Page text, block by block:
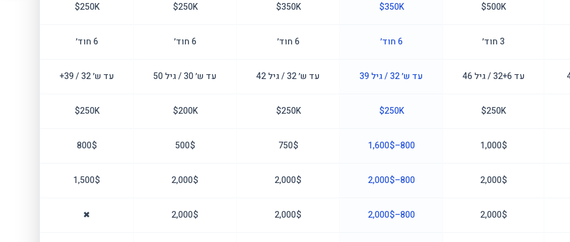
500K$
350K$
350K$
250K$
250K$
3 חוד׳ 6 חוד׳ 6 חוד׳ 6 חוד׳ 6 חוד׳
עד 32+6 / גיל 46 עד ש׳ 32 / גיל 39 עד ש׳ 32 / גיל 42 עד ש׳ 30 / גיל 50 עד ש׳ 32 / 39+
250K$
250K$
250K$
200K$
250K$
1,000$
800–1,600$
750$
500$
800$
2,000$
800–2,000$
2,000$
2,000$
1,500$
2,000$
800–2,000$
2,000$
2,000$
✖